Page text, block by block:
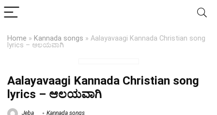
Home » Kannada songs » Aalayavaagi Kannada Christian song
lyrics – ಆಲಯವಾಗಿ
Aalayavaagi Kannada Christian song
lyrics – ಆಲಯವಾಗಿ
Jeba Kannada songs